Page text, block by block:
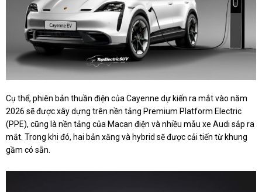
Cụ thể, phiên bản thuần điện của Cayenne dự kiến ​​ra mắt vào năm
2026 sẽ được xây dựng trên nền tảng Premium Platform Electric
(PPE), cũng là nền tảng của Macan điện và nhiều mẫu xe Audi sắp ra
mắt. Trong khi đó, hai bản xăng và hybrid sẽ được cải tiến từ khung
gầm có sẵn.